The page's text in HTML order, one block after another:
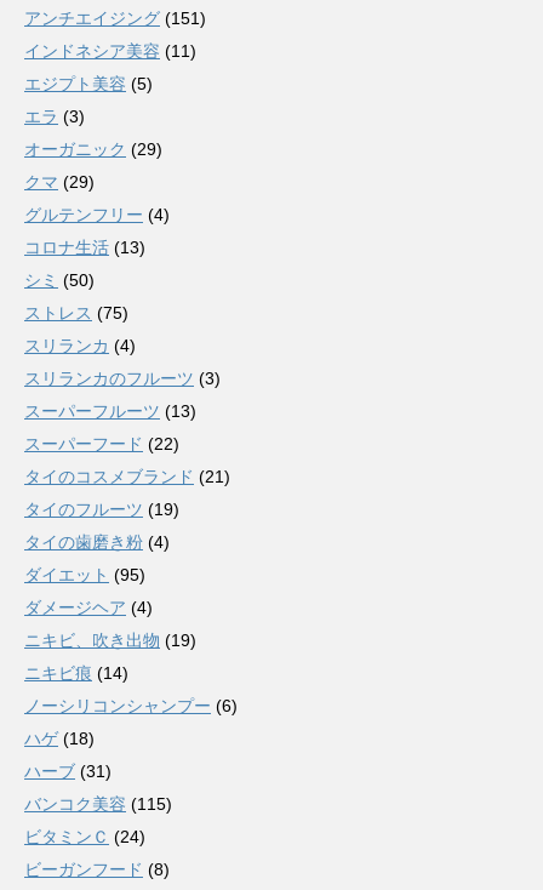
アンチエイジング (151)
インドネシア美容 (11)
エジプト美容 (5)
エラ (3)
オーガニック (29)
クマ (29)
グルテンフリー (4)
コロナ生活 (13)
シミ (50)
ストレス (75)
スリランカ (4)
スリランカのフルーツ (3)
スーパーフルーツ (13)
スーパーフード (22)
タイのコスメブランド (21)
タイのフルーツ (19)
タイの歯磨き粉 (4)
ダイエット (95)
ダメージヘア (4)
ニキビ、吹き出物 (19)
ニキビ痕 (14)
ノーシリコンシャンプー (6)
ハゲ(18)
ハーブ (31)
バンコク美容 (115)
ビタミンＣ (24)
ビーガンフード (8)